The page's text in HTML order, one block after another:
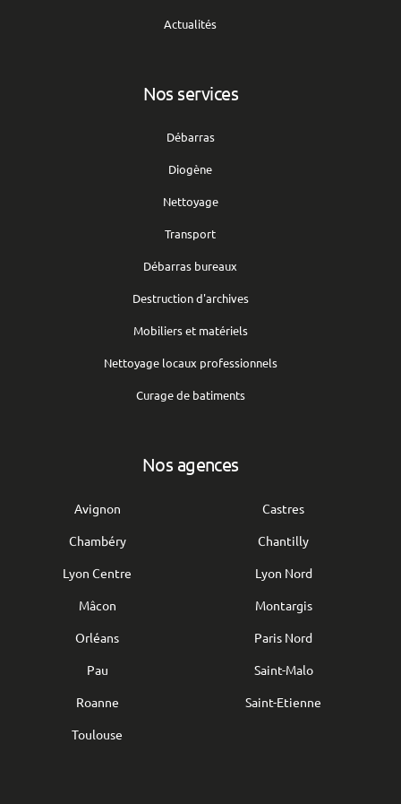
Actualités
Nos services
Débarras
Diogène
Nettoyage
Transport
Débarras bureaux
Destruction d'archives
Mobiliers et matériels
Nettoyage locaux professionnels
Curage de batiments
Nos agences
Avignon
Castres
Chambéry
Chantilly
Lyon Centre
Lyon Nord
Mâcon
Montargis
Orléans
Paris Nord
Pau
Saint-Malo
Roanne
Saint-Etienne
Toulouse